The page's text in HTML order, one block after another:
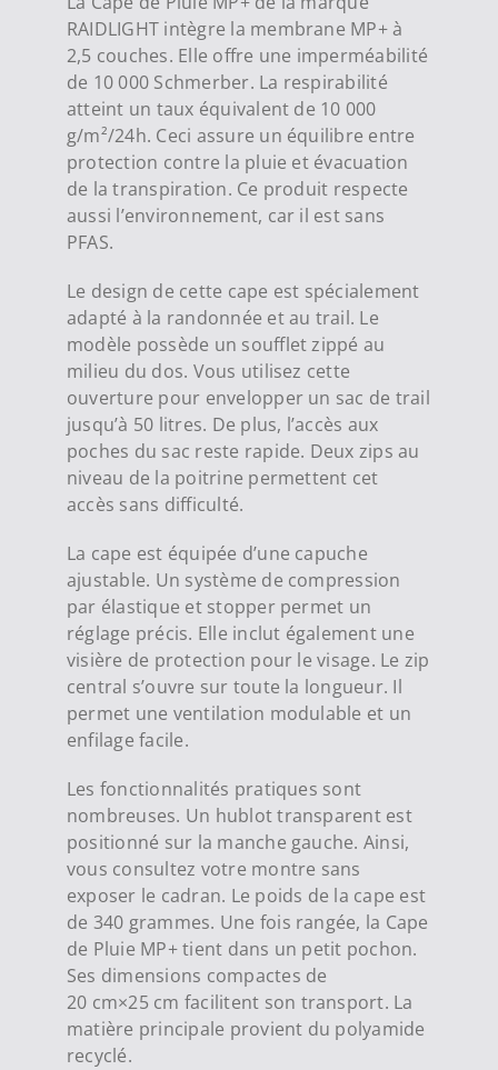
RAIDLIGHT intègre la membrane MP+ à
2,5 couches. Elle offre une imperméabilité
de 10 000 Schmerber. La respirabilité
atteint un taux équivalent de 10 000
g/m²/24h. Ceci assure un équilibre entre
protection contre la pluie et évacuation
de la transpiration. Ce produit respecte
aussi l’environnement, car il est sans
PFAS.
Le design de cette cape est spécialement
adapté à la randonnée et au trail. Le
modèle possède un soufflet zippé au
milieu du dos. Vous utilisez cette
ouverture pour envelopper un sac de trail
jusqu’à 50 litres. De plus, l’accès aux
poches du sac reste rapide. Deux zips au
niveau de la poitrine permettent cet
accès sans difficulté.
La cape est équipée d’une capuche
ajustable. Un système de compression
par élastique et stopper permet un
réglage précis. Elle inclut également une
visière de protection pour le visage. Le zip
central s’ouvre sur toute la longueur. Il
permet une ventilation modulable et un
enfilage facile.
Les fonctionnalités pratiques sont
nombreuses. Un hublot transparent est
positionné sur la manche gauche. Ainsi,
vous consultez votre montre sans
exposer le cadran. Le poids de la cape est
de 340 grammes. Une fois rangée, la Cape
de Pluie MP+ tient dans un petit pochon.
Ses dimensions compactes de
20 cm×25cm facilitent son transport. La
matière principale provient du polyamide
recyclé.